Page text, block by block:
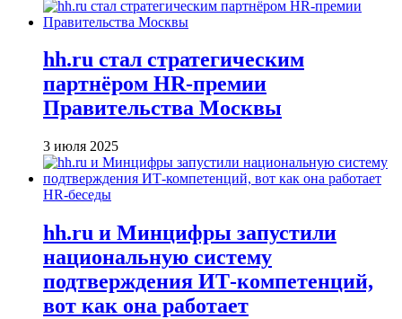
hh.ru стал стратегическим
партнёром HR-премии
Правительства Москвы
3 июля 2025
HR-беседы
hh.ru и Минцифры запустили
национальную систему
подтверждения ИТ-компетенций,
вот как она работает